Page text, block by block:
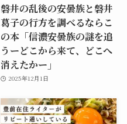
磐井の乱後の安曇族と磐井
葛子の行方を調べるならこ
の本「信濃安曇族の謎を追
うーどこから来て、どこへ
消えたかー」
2025年12月1日